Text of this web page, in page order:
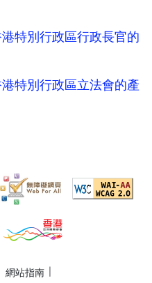
港特別行政區行政長官的
港特別行政區立法會的產
網站指南